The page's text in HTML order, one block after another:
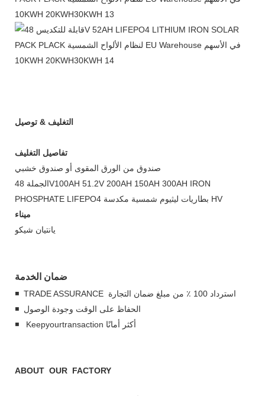
التغليف & توصيل
تفاصيل التغليف
صندوق من الورق المقوى أو صندوق خشبي
الجملة 48V100AH ​​51.2V 200AH 150AH 300AH IRON
PHOSPHATE LIFEPO4 بطاريات ليثيوم شمسية مكدسة HV
ميناء
يانتيان شيكو
ضمان الخدمة
◾ الحفاظ على الوقت وجودة الوصول
◾ Keepyourtransaction أكثر أمانًا
ABOUT OUR FACTORY